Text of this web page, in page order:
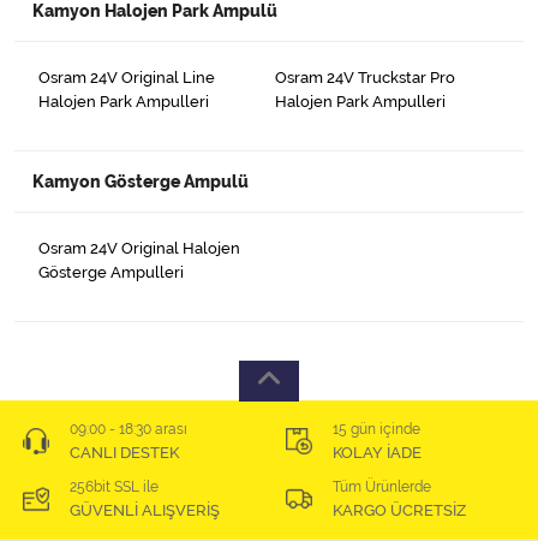
Kamyon Halojen Park Ampulü
Osram 24V Original Line
Halojen Park Ampulleri
Osram 24V Truckstar Pro
Halojen Park Ampulleri
Kamyon Gösterge Ampulü
Osram 24V Original Halojen
Gösterge Ampulleri
09:00 - 18:30 arası
CANLI DESTEK
15 gün içinde
KOLAY İADE
256bit SSL ile
GÜVENLİ ALIŞVERİŞ
Tüm Ürünlerde
KARGO ÜCRETSİZ